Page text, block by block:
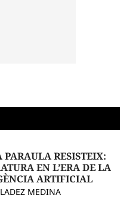
PARAULA RESISTEIX:
EN L’ERA DE LA
ARTIFICIAL
MEDINA